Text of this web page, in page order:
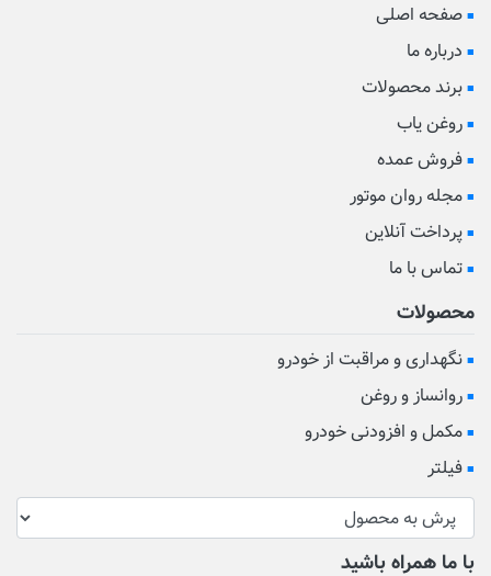
صفحه اصلی
درباره ما
برند محصولات
روغن یاب
فروش عمده
مجله روان موتور
پرداخت آنلاین
تماس با ما
محصولات
نگهداری و مراقبت از خودرو
روانساز و روغن
مکمل و افزودنی خودرو
فیلتر
با ما همراه باشید